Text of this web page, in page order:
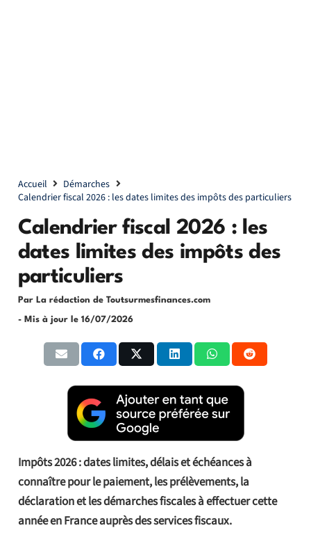
Accueil
Démarches
Calendrier fiscal 2026 : les dates limites des impôts des particuliers
Calendrier fiscal 2026 : les
dates limites des impôts des
particuliers
Par La rédaction de Toutsurmesfinances.com
- Mis à jour le 16/07/2026
Impôts 2026 : dates limites, délais et échéances à
connaître pour le paiement, les prélèvements, la
déclaration et les démarches fiscales à effectuer cette
année en France auprès des services fiscaux.